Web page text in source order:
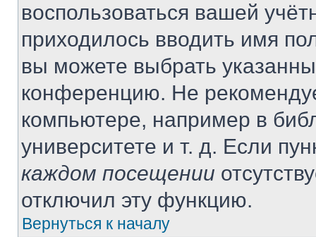
воспользоваться вашей
приходилось вводить имя
вы можете выбрать
конференцию. Не
компьютере, например в
университете и т. д. Если
каждом посещении
отключил эту функцию.
Вернуться к началу